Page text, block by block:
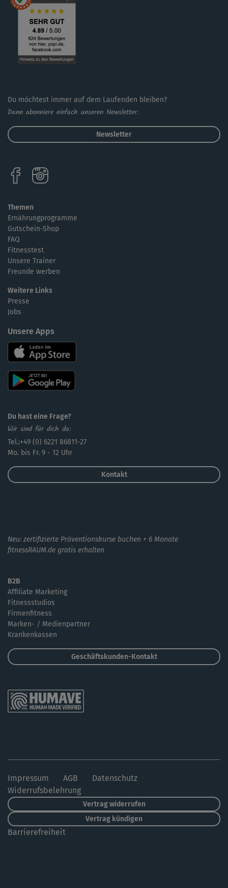
Du möchtest immer auf dem Laufenden bleiben?
Dann abonniere einfach unseren Newsletter:
Newsletter
Themen
Ernährungprogramme
Gutschein-Shop
FAQ
Fitnesstest
Unsere Trainer
Freunde werben
Weitere Links
Presse
Jobs
Unsere Apps
Du hast eine Frage?
Wir sind für dich da:
Tel.:+49 (0) 6221 86811-27
Mo. bis Fr. 9 - 12 Uhr
Kontakt
Neu: zertifizierte Präventionskurse buchen + 6 Monate
fitnessRAUM.de gratis erhalten
B2B
Affiliate Marketing
Fitnessstudios
Firmenfitness
Marken- / Medienpartner
Krankenkassen
Geschäftskunden-Kontakt
Impressum AGB
Datenschutz
Widerrufsbelehrung
Vertrag widerrufen
Vertrag kündigen
Barrierefreiheit